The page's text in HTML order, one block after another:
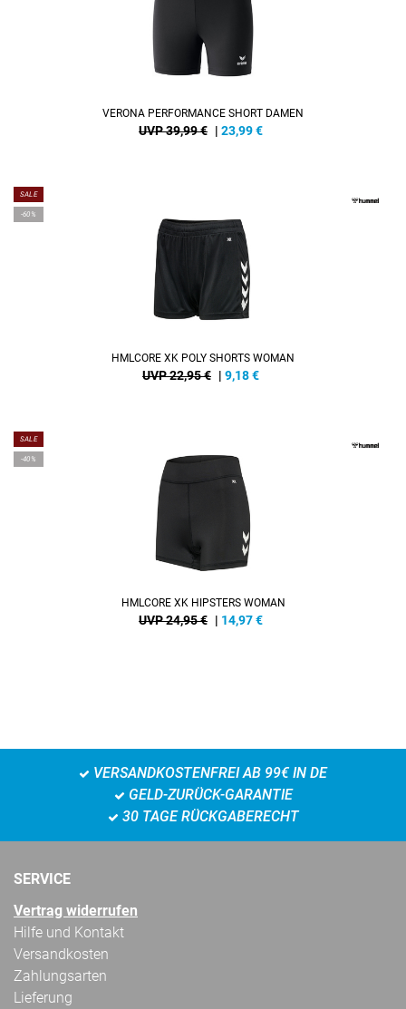
VERONA PERFORMANCE SHORT DAMEN
UVP 39,99 € | 23,99€
SALE
-60%
HMLCORE XK POLY SHORTS WOMAN
UVP 22,95 € | 9,18€
SALE
-40%
HMLCORE XK HIPSTERS WOMAN
UVP 24,95 € | 14,97€
VERSANDKOSTENFREI AB 99€ IN DE
GELD-ZURÜCK-GARANTIE
30 TAGE RÜCKGABERECHT
SERVICE
Vertrag widerrufen
Hilfe und Kontakt
Versandkosten
Zahlungsarten
Lieferung